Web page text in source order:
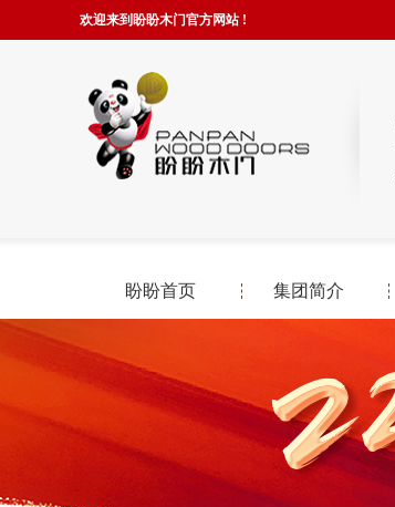
欢迎来到盼盼木门官方网站 !
盼盼首页 集团简介